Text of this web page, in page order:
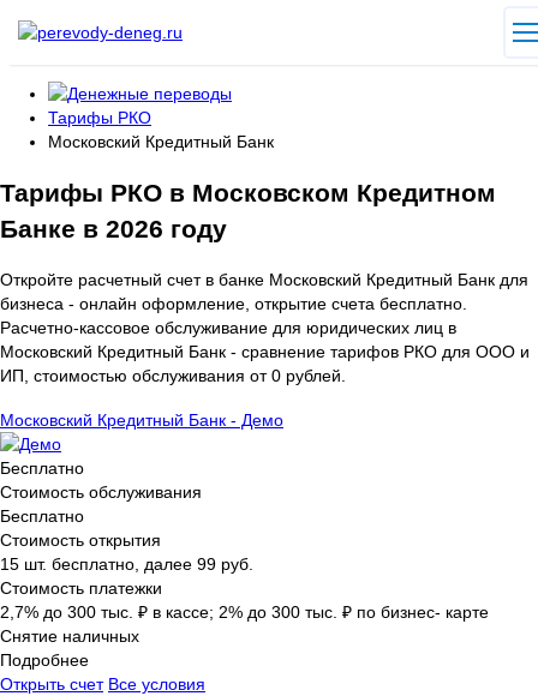
Тарифы РКО
Московский Кредитный Банк
Тарифы РКО в Московском Кредитном
Банке в 2026 году
Откройте расчетный счет в банке Московский Кредитный Банк для
бизнеса - онлайн оформление, открытие счета бесплатно.
Расчетно-кассовое обслуживание для юридических лиц в
Московский Кредитный Банк - сравнение тарифов РКО для ООО и
ИП, стоимостью обслуживания от 0 рублей.
Московский Кредитный Банк - Демо
Бесплатно
Стоимость обслуживания
Бесплатно
Стоимость открытия
15 шт. бесплатно, далее 99 руб.
Стоимость платежки
2,7% до 300 тыс. ₽ в кассе; 2% до 300 тыс. ₽ по бизнес- карте
Снятие наличных
Подробнее
Открыть счет Все условия